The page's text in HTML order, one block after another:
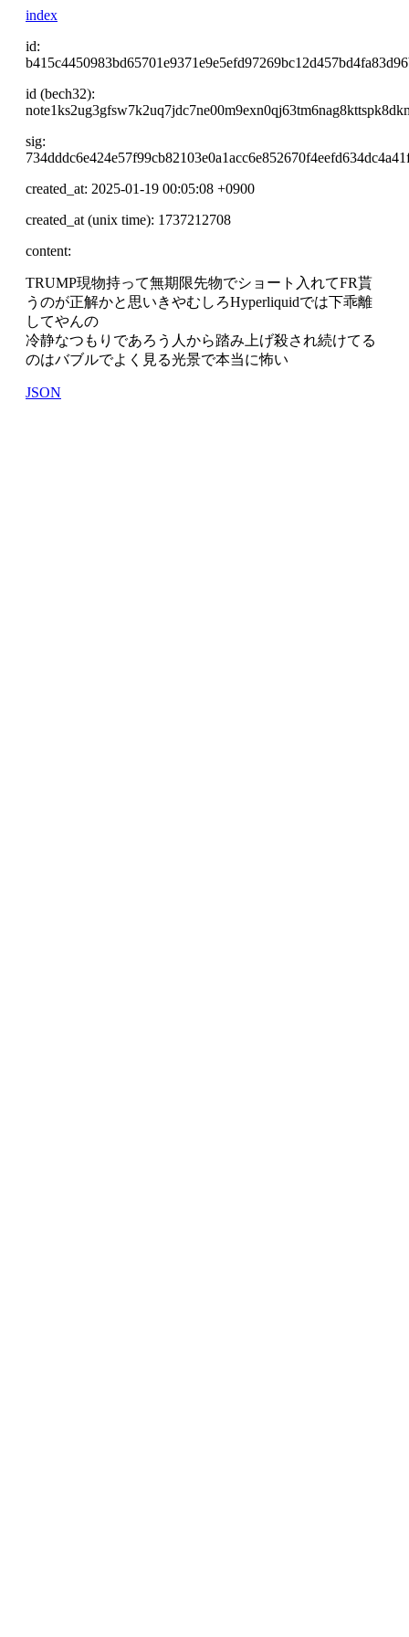
index
id:
id (bech32):
sig:
created_at: 2025-01-19 00:05:08 +0900
created_at (unix time): 1737212708
content:
TRUMP現物持って無期限先物でショート入れてFR貰
うのが正解かと思いきやむしろHyperliquidでは下乖離
してやんの
冷静なつもりであろう人から踏み上げ殺され続けてる
のはバブルでよく見る光景で本当に怖い
JSON